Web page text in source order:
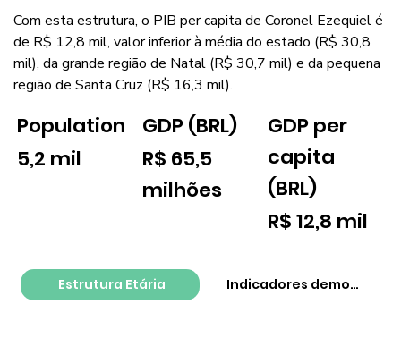
Estrutura Etária Indicadores
Com esta estrutura, o PIB per capita de Coronel Ezequiel é
de R$ 12,8 mil, valor inferior à média do estado (R$ 30,8
mil), da grande região de Natal (R$ 30,7 mil) e da pequena
região de Santa Cruz (R$ 16,3 mil).
Population
5,2 mil
GDP (BRL)
R$ 65,5
milhões
GDP per
capita
(BRL)
R$ 12,8 mil